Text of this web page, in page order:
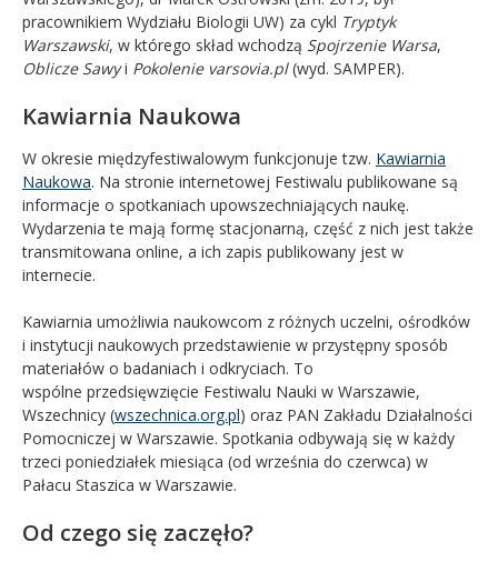
pracownikiem Wydziału Biologii UW) za cykl Tryptyk
Warszawski, w którego skład wchodzą Spojrzenie Warsa,
Oblicze Sawyi Pokolenie varsovia.pl(wyd. SAMPER).
Kawiarnia Naukowa
W okresie międzyfestiwalowym funkcjonuje tzw. Kawiarnia
Naukowa. Na stronie internetowej Festiwalu publikowane są
informacje o spotkaniach upowszechniających naukę.
Wydarzenia te mają formę stacjonarną, część z nich jest także
transmitowana online, a ich zapis publikowany jest w
internecie.
Kawiarnia umożliwia naukowcom z różnych uczelni, ośrodków
i instytucji naukowych przedstawienie w przystępny sposób
materiałów o badaniach i odkryciach. To
wspólne przedsięwzięcie Festiwalu Nauki w Warszawie,
Wszechnicy (wszechnica.org.pl) oraz PAN Zakładu Działalności
Pomocniczej w Warszawie. Spotkania odbywają się w każdy
trzeci poniedziałek miesiąca (od września do czerwca) w
Pałacu Staszica w Warszawie.
Od czego się zaczęło?